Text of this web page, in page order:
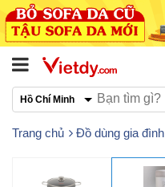
Hồ Chí Minh
Trang chủ Đồ dùng gia đình